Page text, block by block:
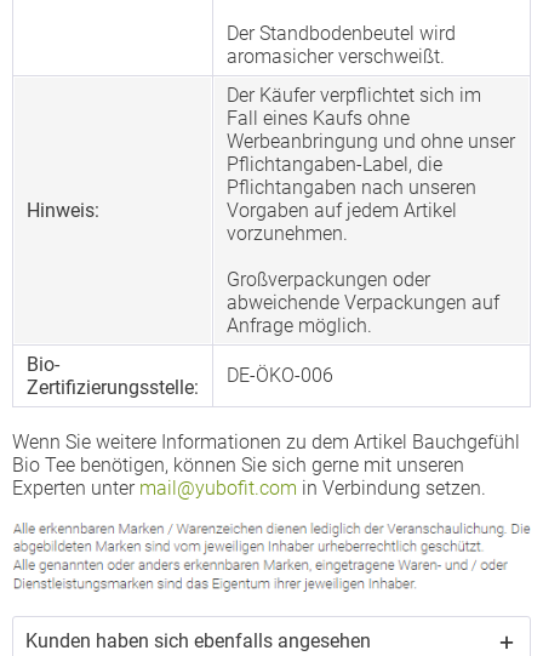
Der Standbodenbeutel wird
aromasicher verschweißt.
Hinweis:
Der Käufer verpflichtet sich im
Fall eines Kaufs ohne
Werbeanbringung und ohne unser
Pflichtangaben-Label, die
Pflichtangaben nach unseren
Vorgaben auf jedem Artikel
vorzunehmen.
Großverpackungen oder
abweichende Verpackungen auf
Anfrage möglich.
Bio-
Zertifizierungsstelle:
DE-ÖKO-006
Wenn Sie weitere Informationen zu dem Artikel Bauchgefühl
Bio Tee benötigen, können Sie sich gerne mit unseren
Experten unter mail@yubofit.com in Verbindung setzen.
Kunden haben sich ebenfalls angesehen